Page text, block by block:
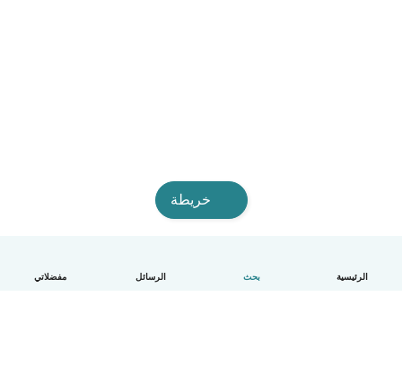
الرئيسية بحث الرسائل مفضلاتي
خريطة